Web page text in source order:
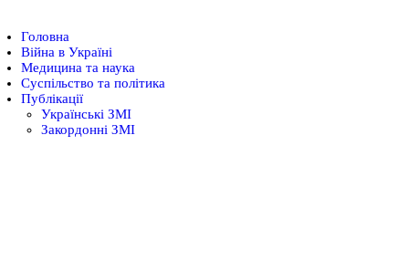
Головна
Війна в Україні
Медицина та наука
Суспільство та політика
Публікації
Українські ЗМІ
Закордонні ЗМІ
Головна
Війна в Україні